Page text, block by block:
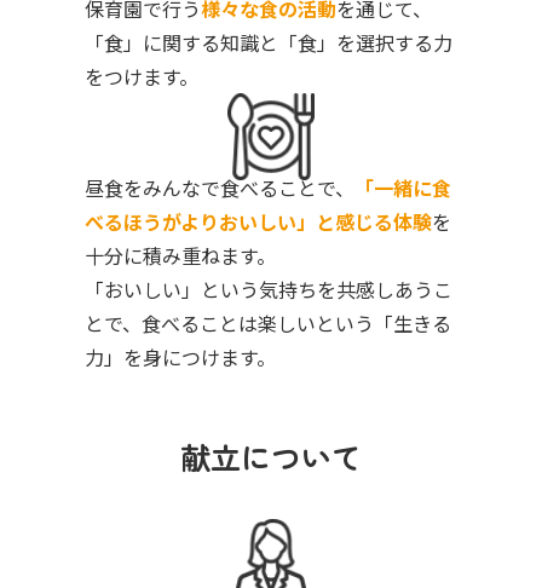
保育園で行う様々な食の活動を通じて、
「食」に関する知識と「食」を選択する力
をつけます。
昼食をみんなで食べることで、
「一緒に食
べるほうがよりおいしい」と感じる体験を
十分に積み重ねます。
「おいしい」という気持ちを共感しあうこ
とで、食べることは楽しいという「生きる
力」を身につけます。
献立について